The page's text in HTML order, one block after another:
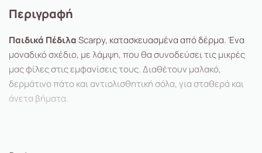
Περιγραφή
Παιδικά ΠέδιλαScarpy, κατασκευασμένα από δέρμα. Ένα
μοναδικό σχέδιο, με λάμψη, που θα συνοδεύσει τις μικρές
μας φίλες στις εμφανίσεις τους. Διαθέτουν μαλακό,
δερμάτινο πάτο και αντιολισθητική σόλα, για σταθερά και
άνετα βήματα.